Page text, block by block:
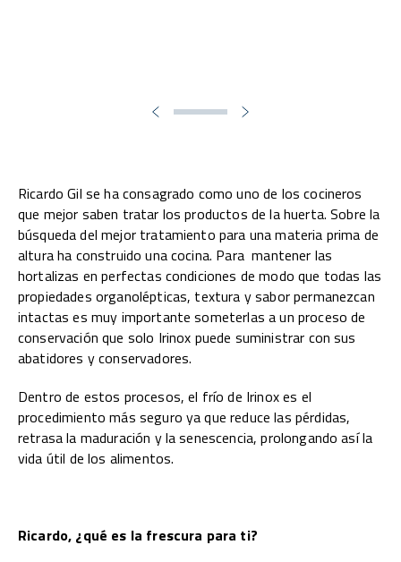
Ricardo Gil se ha consagrado como uno de los cocineros
que mejor saben tratar los productos de la huerta. Sobre la
búsqueda del mejor tratamiento para una materia prima de
altura ha construido una cocina. Para mantener las
hortalizas en perfectas condiciones de modo que todas las
propiedades organolépticas, textura y sabor permanezcan
intactas es muy importante someterlas a un proceso de
conservación que solo Irinox puede suministrar con sus
abatidores y conservadores.
Dentro de estos procesos, el frío de Irinox es el
procedimiento más seguro ya que reduce las pérdidas,
retrasa la maduración y la senescencia, prolongando así la
vida útil de los alimentos.
Ricardo, ¿qué es la frescura para ti?